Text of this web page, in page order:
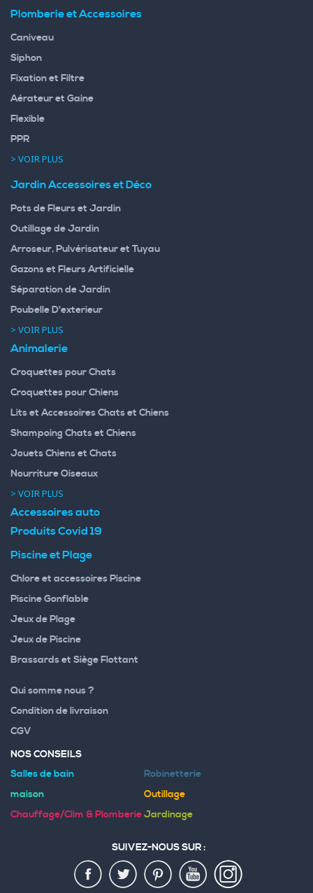
Plomberie et Accessoires
Caniveau
Siphon
Fixation et Filtre
Aérateur et Gaine
Flexible
PPR
> VOIR PLUS
Jardin Accessoires et Déco
Pots de Fleurs et Jardin
Outillage de Jardin
Arroseur, Pulvérisateur et Tuyau
Gazons et Fleurs Artificielle
Séparation de Jardin
Poubelle D'exterieur
> VOIR PLUS
Animalerie
Croquettes pour Chats
Croquettes pour Chiens
Lits et Accessoires Chats et Chiens
Shampoing Chats et Chiens
Jouets Chiens et Chats
Nourriture Oiseaux
> VOIR PLUS
Accessoires auto
Produits Covid 19
Piscine et Plage
Chlore et accessoires Piscine
Piscine Gonflable
Jeux de Plage
Jeux de Piscine
Brassards et Siège Flottant
Qui somme nous ?
Condition de livraison
CGV
NOS CONSEILS
Salles de bain
Robinetterie
maison
Outillage
Chauffage/Clim & PlomberieJardinage
SUIVEZ-NOUS SUR :